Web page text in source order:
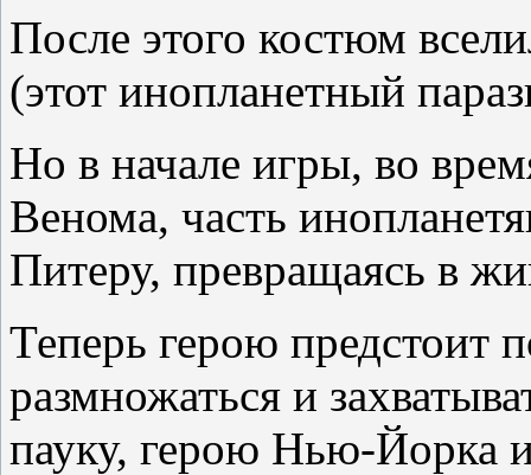
После этого костюм
(этот инопланетный
Но в начале игры, во
Венома, часть
Питеру, превращаясь в
Теперь герою предстоит
размножаться и
пауку, герою Нью-